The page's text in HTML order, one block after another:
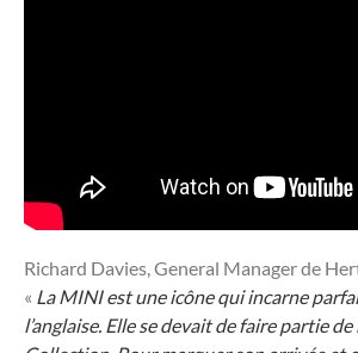
Richard Davies, General Manager de
« La MINI est une icône qui incarne
l’anglaise. Elle se devait de faire partie